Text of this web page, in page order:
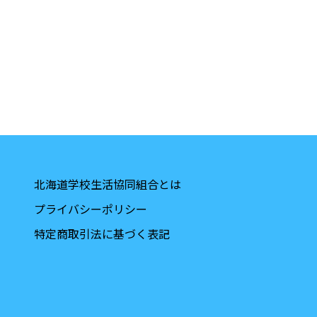
北海道学校生活協同組合とは
プライバシーポリシー
特定商取引法に基づく表記